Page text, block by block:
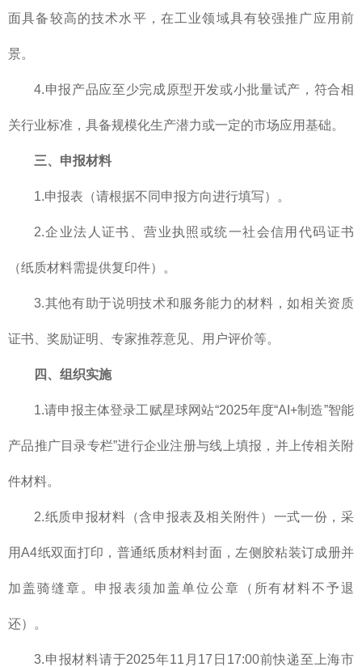
面具备较高的技术水平，在工业领域具有较强推广应用前
景。
4.申报产品应至少完成原型开发或小批量试产，符合相
关行业标准，具备规模化生产潜力或一定的市场应用基础。
三、申报材料
1.申报表（请根据不同申报方向进行填写）。
2.企业法人证书、营业执照或统一社会信用代码证书
（纸质材料需提供复印件）。
3.其他有助于说明技术和服务能力的材料，如相关资质
证书、奖励证明、专家推荐意见、用户评价等。
四、组织实施
1.请申报主体登录工赋星球网站“2025年度“AI+制造”智能
产品推广目录专栏”进行企业注册与线上填报，并上传相关附
件材料。
2.纸质申报材料（含申报表及相关附件）一式一份，采
用A4纸双面打印，普通纸质材料封面，左侧胶粘装订成册并
加盖骑缝章。申报表须加盖单位公章（所有材料不予退
还）。
3.申报材料请于2025年11月17日17:00前快递至上海市